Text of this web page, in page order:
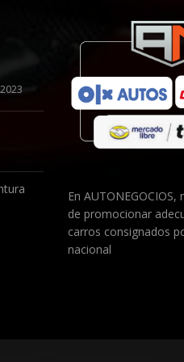
En
de promocionar
carros consignados
nacional